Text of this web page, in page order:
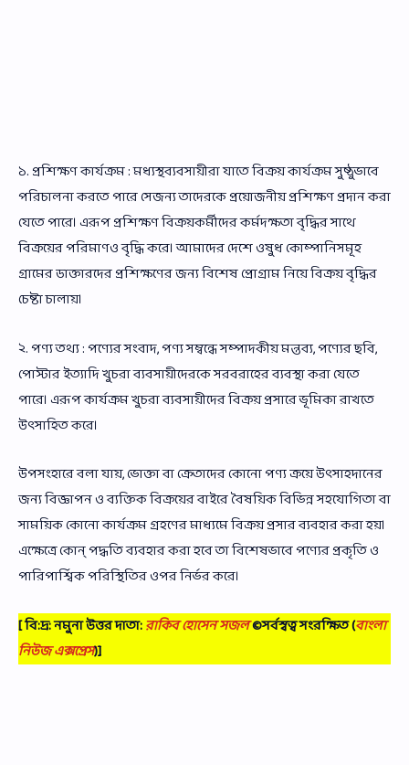
১. প্রশিক্ষণ কার্যক্রম : মধ্যস্থব্যবসায়ীরা যাতে বিক্রয় কার্যক্রম সুষ্ঠুভাবে
পরিচালনা করতে পারে সেজন্য তাদেরকে প্রয়োজনীয় প্রশিক্ষণ প্রদান করা
যেতে পারে। এরূপ প্রশিক্ষণ বিক্রয়কর্মীদের কর্মদক্ষতা বৃদ্ধির সাথে
বিক্রয়ের পরিমাণও বৃদ্ধি করে। আমাদের দেশে ওষুধ কোম্পানিসমূহ
গ্রামের ডাক্তারদের প্রশিক্ষণের জন্য বিশেষ প্রোগ্রাম নিয়ে বিক্রয় বৃদ্ধির
চেষ্টা চালায়।
২. পণ্য তথ্য : পণ্যের সংবাদ, পণ্য সম্বন্ধে সম্পাদকীয় মন্তব্য, পণ্যের ছবি,
পোস্টার ইত্যাদি খুচরা ব্যবসায়ীদেরকে সরবরাহের ব্যবস্থা করা যেতে
পারে। এরূপ কার্যক্রম খুচরা ব্যবসায়ীদের বিক্রয় প্রসারে ভূমিকা রাখতে
উৎসাহিত করে।
উপসংহারে বলা যায়, ভোক্তা বা ক্রেতাদের কোনো পণ্য ক্রয়ে উৎসাহদানের
জন্য বিজ্ঞাপন ও ব্যক্তিক বিক্রয়ের বাইরে বৈষয়িক বিভিন্ন সহযোগিতা বা
সাময়িক কোনো কার্যক্রম গ্রহণের মাধ্যমে বিক্রয় প্রসার ব্যবহার করা হয়।
এক্ষেত্রে কোন্ পদ্ধতি ব্যবহার করা হবে তা বিশেষভাবে পণ্যের প্রকৃতি ও
পারিপার্শ্বিক পরিস্থিতির ওপর নির্ভর করে।
[ বি:দ্র: নমুনা উত্তর দাতা:রাকিব হোসেন সজল©সর্বস্বত্ব সংরক্ষিত(বাংলা
নিউজ এক্সপ্রেস)]